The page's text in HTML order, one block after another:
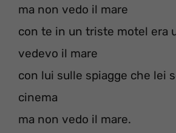
ma non vedo il mare
con te in un triste motel era
vedevo il mare
con lui sulle spiagge che lei
cinema
ma non vedo il mare.